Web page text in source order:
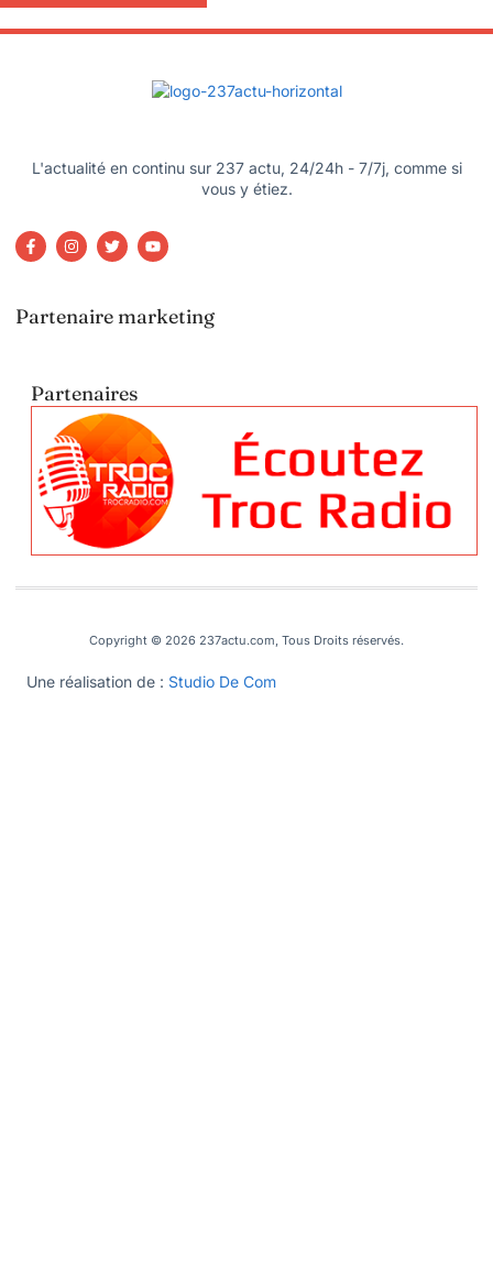
L'actualité en continu sur 237 actu, 24/24h - 7/7j, comme si
vous y étiez.
Partenaire marketing
Partenaires
Copyright © 2026 237actu.com, Tous Droits réservés.
Une réalisation de : Studio De Com